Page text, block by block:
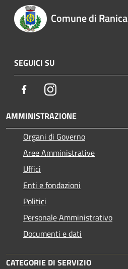
Comune di Ranica
SEGUICI SU
FacebookInstagram
AMMINISTRAZIONE
Organi di Governo
Aree Amministrative
Uffici
Enti e fondazioni
Politici
Personale Amministrativo
Documenti e dati
CATEGORIE DI SERVIZIO